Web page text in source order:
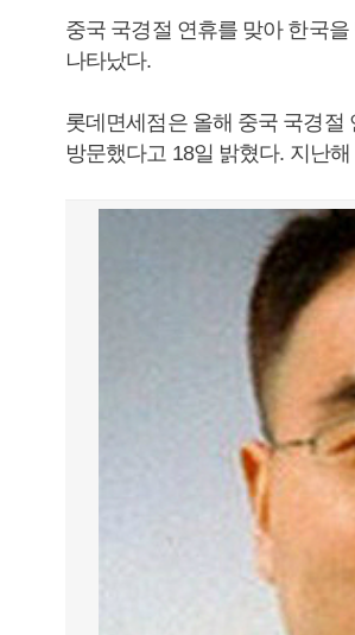
중국 국경절 연휴를 맞아 한국
나타났다.
롯데면세점은 올해 중국 국경절
방문했다고 18일 밝혔다. 지난